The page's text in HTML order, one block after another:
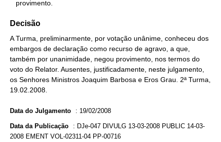
   provimento.
Decisão
A Turma, preliminarmente, por votação unânime, conheceu dos
embargos de declaração como recurso de agravo, a que,
também por unanimidade, negou provimento, nos termos do
voto do Relator. Ausentes, justificadamente, neste julgamento,
os Senhores Ministros Joaquim Barbosa e Eros Grau. 2ª Turma,
19.02.2008.
Data do Julgamento : 19/02/2008
Data da Publicação : DJe-047 DIVULG 13-03-2008 PUBLIC 14-03-
2008 EMENT VOL-02311-04 PP-00716